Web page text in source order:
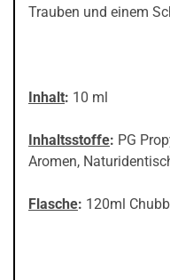
Trauben und einem
Inhalt: 10 ml
Inhaltsstoffe: PG
Aromen,
Flasche: 120ml